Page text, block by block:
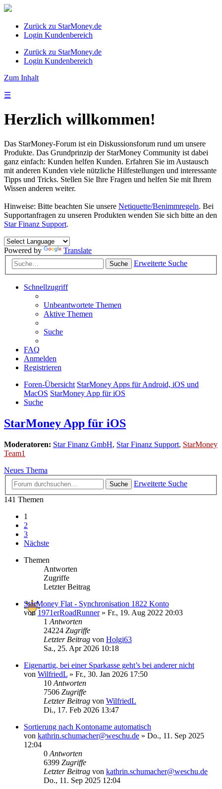
Zurück zu StarMoney.de
Login Kundenbereich
Zurück zu StarMoney.de
Login Kundenbereich
Zum Inhalt
☰
Herzlich willkommen!
Das StarMoney-Forum ist ein Diskussionsforum rund um unsere
Produkte. Das Grundprinzip der StarMoney Community ist dabei
ganz einfach: Kunden helfen Kunden. Erfahren Sie im Austausch
mit anderen Kunden viele nützliche Hilfestellungen und interessante
Tipps und Tricks. Stellen Sie Ihre Fragen und helfen Sie mit Ihrem
Wissen anderen weiter.
Hinweise: Bitte beachten Sie unsere Netiquette/Benimmregeln. Bei
Supportanfragen zu unseren Produkten wenden Sie sich bitte an den
Star Finanz Support.
Powered by Translate
Suche Erweiterte Suche
Schnellzugriff
Unbeantwortete Themen
Aktive Themen
Suche
FAQ
Anmelden
Registrieren
Foren-Übersicht StarMoney Apps für Android, iOS und
MacOS StarMoney App für iOS
Suche
StarMoney App für iOS
Moderatoren: Star Finanz GmbH, Star Finanz Support, StarMoney
Team1
Neues Thema
Suche
Erweiterte Suche
141 Themen
1
2
3
Nächste
Themen
Antworten
Zugriffe
Letzter Beitrag
StarMoney Flat - Synchronisation 1822 Konto
von1971erRoadRunner» Fr., 19. Aug 2022 20:03
1 Antworten
24224 Zugriffe
Letzter Beitrag von Holgi63
Sa., 25. Apr 2026 10:18
Eigenartig, bei einer Sparkasse geht’s bei anderer nicht
von WilfriedL » Fr., 30. Jan 2026 17:50
10 Antworten
7506 Zugriffe
Letzter Beitrag von WilfriedL
Di., 17. Feb 2026 13:47
Sortierung nach Kontoname automatisch
von kathrin.schumacher@weschu.de » Do., 11. Sep 2025
12:04
0 Antworten
6399 Zugriffe
Letzter Beitrag von kathrin.schumacher@weschu.de
Do., 11. Sep 2025 12:04